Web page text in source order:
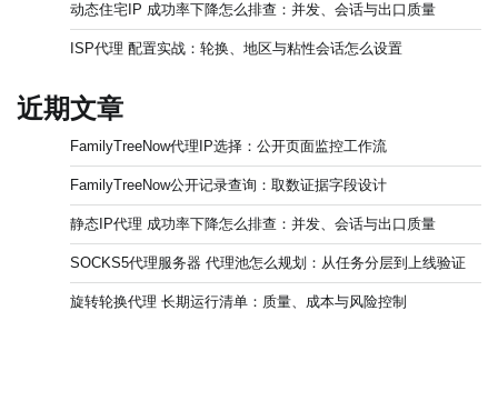
动态住宅IP 成功率下降怎么排查：并发、会话与出口质量
ISP代理 配置实战：轮换、地区与粘性会话怎么设置
近期文章
FamilyTreeNow代理IP选择：公开页面监控工作流
FamilyTreeNow公开记录查询：取数证据字段设计
静态IP代理 成功率下降怎么排查：并发、会话与出口质量
SOCKS5代理服务器 代理池怎么规划：从任务分层到上线验证
旋转轮换代理 长期运行清单：质量、成本与风险控制